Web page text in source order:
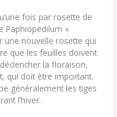
fois par rosette de
Paphiopedilum «
une nouvelle rosette qui
que les feuilles doivent
la floraison,
qui doit être important.
généralement les tiges
l’hiver.